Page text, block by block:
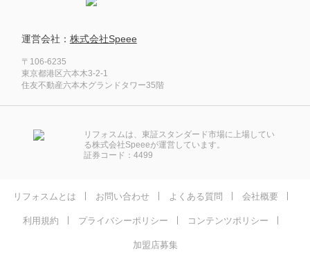
運営会社： 株式会社Speee
〒106-6235
東京都港区六本木3-2-1
住友不動産六本木グランドタワー35階
リフォスムは、東証スタンダード市場に上場してい
る株式会社Speeeが運営しています。
証券コード：4499
リフォスムとは お問い合わせ よくある質問 会社概要
利用規約 プライバシーポリシー コンテンツポリシー
加盟店募集